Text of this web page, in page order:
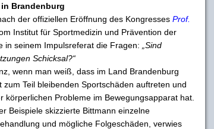
Brandenburg
der offiziellen Eröffnung des Kongresses Prof.
Institut für Sportmedizin und Prävention der
in seinem Impulsreferat die Fragen:
„Sind
Schicksal?“
wenn man weiß, dass im Land Brandenburg
Teil bleibenden Sportschäden auftreten und
körperlichen Probleme im Bewegungsapparat hat.
Beispiele skizzierte Bittmann einzelne
und mögliche Folgeschäden, verwies